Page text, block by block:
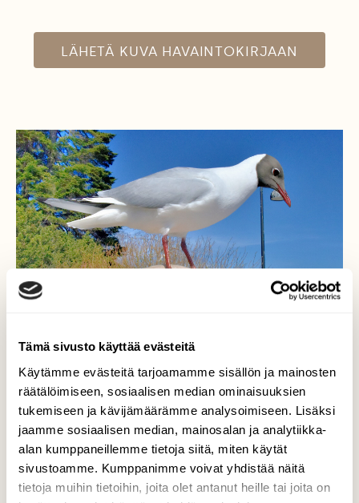
Tämä sivusto käyttää evästeitä
Käytämme evästeitä tarjoamamme sisällön ja mainosten
räätälöimiseen, sosiaalisen median ominaisuuksien
tukemiseen ja kävijämäärämme analysoimiseen. Lisäksi
jaamme sosiaalisen median, mainosalan ja analytiikka-
alan kumppaneillemme tietoja siitä, miten käytät
sivustoamme. Kumppanimme voivat yhdistää näitä
tietoja muihin tietoihin, joita olet antanut heille tai joita on
LÄHETÄ KUVA HAVAINTOKIRJAAN